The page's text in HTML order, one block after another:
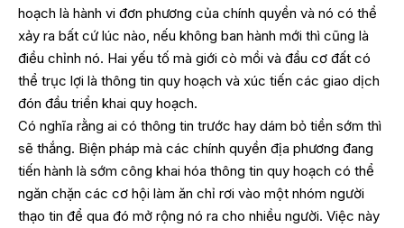
hoạch là hành vi đơn phương của chính quyền và nó có thể
xảy ra bất cứ lúc nào, nếu không ban hành mới thì cũng là
điều chỉnh nó. Hai yếu tố mà giới cò mồi và đầu cơ đất có
thể trục lợi là thông tin quy hoạch và xúc tiến các giao dịch
đón đầu triển khai quy hoạch.
Có nghĩa rằng ai có thông tin trước hay dám bỏ tiền sớm thì
sẽ thắng. Biện pháp mà các chính quyền địa phương đang
tiến hành là sớm công khai hóa thông tin quy hoạch có thể
ngăn chặn các cơ hội làm ăn chỉ rơi vào một nhóm người
thạo tin để qua đó mở rộng nó ra cho nhiều người. Việc này